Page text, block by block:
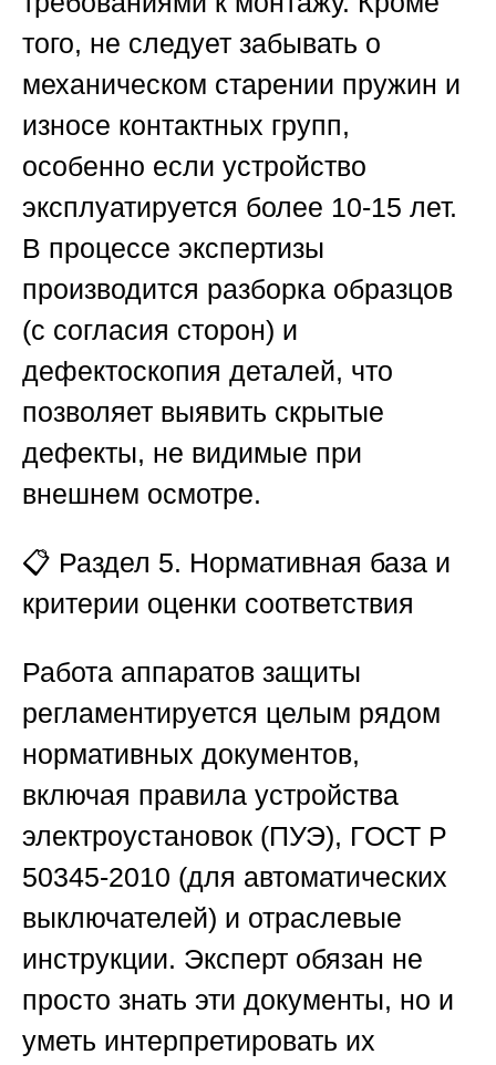
того, не следует забывать о
механическом старении пружин и
износе контактных групп,
особенно если устройство
эксплуатируется более 10-15 лет.
В процессе экспертизы
производится разборка образцов
(с согласия сторон) и
дефектоскопия деталей, что
позволяет выявить скрытые
дефекты, не видимые при
внешнем осмотре.
📋 Раздел 5. Нормативная база и
критерии оценки соответствия
Работа аппаратов защиты
регламентируется целым рядом
нормативных документов,
включая правила устройства
электроустановок (ПУЭ), ГОСТ Р
50345-2010 (для автоматических
выключателей) и отраслевые
инструкции. Эксперт обязан не
просто знать эти документы, но и
уметь интерпретировать их